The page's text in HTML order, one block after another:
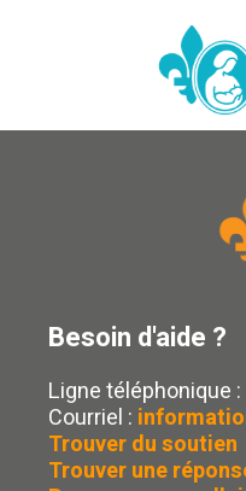
Besoin d'aide ?
Ligne téléphonique
Courriel :
Trouver du soutien
Trouver une